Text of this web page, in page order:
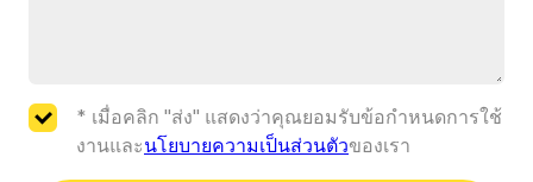
* เมื่อคลิก "ส่ง" แสดงว่าคุณยอมรับข้อกำหนดการใช้
งานและนโยบายความเป็นส่วนตัวของเรา